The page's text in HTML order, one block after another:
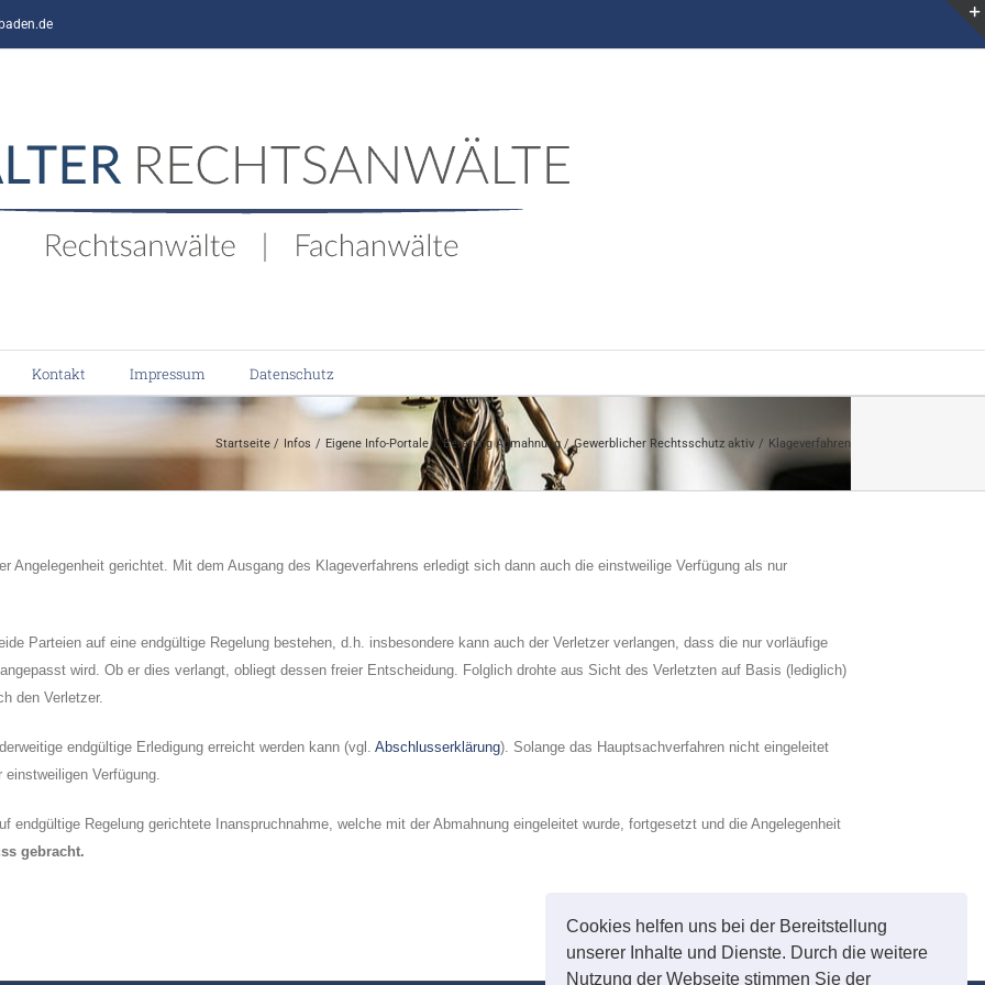
Cookies helfen uns bei der Bereitstellung
unserer Inhalte und Dienste. Durch die weitere
Nutzung der Webseite stimmen Sie der
Kontakt Impressum Datenschutz
Startseite Infos Eigene Info-Portale Beratung Abmahnung Gewerblicher Rechtsschutz aktiv Klageverfahren
Angelegenheit gerichtet. Mit dem Ausgang des Klageverfahrens erledigt sich dann auch die einstweilige Verfügung als nur
Parteien auf eine endgültige Regelung bestehen, d.h. insbesondere kann auch der Verletzer verlangen, dass die nur vorläufige
wird. Ob er dies verlangt, obliegt dessen freier Entscheidung. Folglich drohte aus Sicht des Verletzten auf Basis (lediglich)
den Verletzer.
endgültige Erledigung erreicht werden kann (vgl. Abschlusserklärung). Solange das Hauptsachverfahren nicht eingeleitet
Verfügung.
endgültige Regelung gerichtete Inanspruchnahme, welche mit der Abmahnung eingeleitet wurde, fortgesetzt und die Angelegenheit
gebracht.